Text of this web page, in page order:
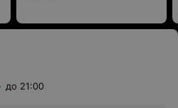
до 21:00